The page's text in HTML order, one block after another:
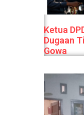
Ketua
Dugaan
Gowa